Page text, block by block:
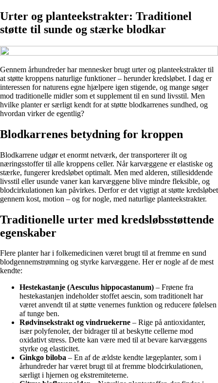
Urter og planteekstrakter: Traditionel
støtte til sunde og stærke blodkar
Gennem århundreder har mennesker brugt urter og planteekstrakter til
at støtte kroppens naturlige funktioner – herunder kredsløbet. I dag er
interessen for naturens egne hjælpere igen stigende, og mange søger
mod traditionelle midler som et supplement til en sund livsstil. Men
hvilke planter er særligt kendt for at støtte blodkarrenes sundhed, og
hvordan virker de egentlig?
Blodkarrenes betydning for kroppen
Blodkarrene udgør et enormt netværk, der transporterer ilt og
næringsstoffer til alle kroppens celler. Når karvæggene er elastiske og
stærke, fungerer kredsløbet optimalt. Men med alderen, stillesiddende
livsstil eller usunde vaner kan karvæggene blive mindre fleksible, og
blodcirkulationen kan påvirkes. Derfor er det vigtigt at støtte kredsløbet
gennem kost, motion – og for nogle, med naturlige planteekstrakter.
Traditionelle urter med kredsløbsstøttende
egenskaber
Flere planter har i folkemedicinen været brugt til at fremme en sund
blodgennemstrømning og styrke karvæggene. Her er nogle af de mest
kendte:
Hestekastanje (Aesculus hippocastanum) – Frøene fra
hestekastanjen indeholder stoffet aescin, som traditionelt har
været anvendt til at støtte venernes funktion og reducere følelsen
af tunge ben.
Rødvinsekstrakt og vindruekerne – Rige på antioxidanter,
især polyfenoler, der bidrager til at beskytte cellerne mod
oxidativt stress. Dette kan være med til at bevare karvæggens
styrke og elasticitet.
Ginkgo biloba – En af de ældste kendte lægeplanter, som i
århundreder har været brugt til at fremme blodcirkulationen,
særligt i hjernen og ekstremiteterne.